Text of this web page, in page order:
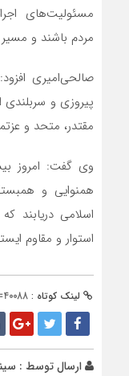
مسئولیت‌های
مردم باشند و
صالحی‌امیری
پیروزی و سربلندی
مقتدر، متحد و
وی گفت: امروز
همنوایی و
اسلامی دریابند
استوار و مقاوم
لینک کوتاه :
ارسال توسط :